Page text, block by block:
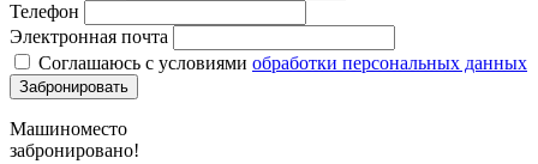
Телефон
Электронная почта
Соглашаюсь с условиями обработки персональных данных
Забронировать
Машиноместо
забронировано!